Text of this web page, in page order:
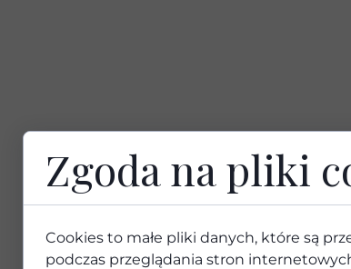
Zgoda na pliki
Cookies to małe pliki danych, które są
podczas przeglądania stron